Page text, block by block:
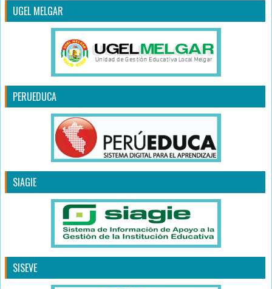
UGEL MELGAR
PERUEDUCA
SIAGIE
SISEVE